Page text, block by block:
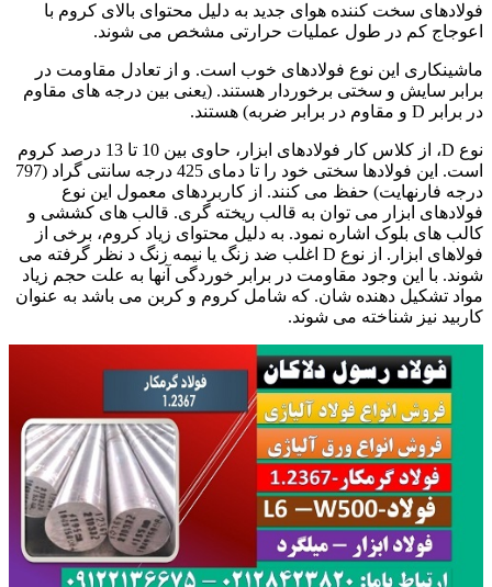
فولادهای سخت کننده هوای جدید به دلیل محتوای بالای کروم با
اعوجاج کم در طول عملیات حرارتی مشخص می شوند.
ماشینکاری این نوع فولادهای خوب است. و از تعادل مقاومت در
برابر سایش و سختی برخوردار هستند. (یعنی بین درجه های مقاوم
در برابر D و مقاوم در برابر ضربه) هستند.
نوع D، از کلاس کار فولادهای ابزار، حاوی بین 10 تا 13 درصد کروم
است. این فولادها سختی خود را تا دمای 425 درجه سانتی گراد (797
درجه فارنهایت) حفظ می کنند. از کاربردهای معمول این نوع
فولادهای ابزار می توان به قالب ریخته گری. قالب های کششی و
کالب های بلوک اشاره نمود. به دلیل محتوای زیاد کروم، برخی از
فولاهای ابزار. از نوع D اغلب ضد زنگ یا نیمه زنگ د نظر گرفته می
شوند. با این وجود مقاومت در برابر خوردگی آنها به علت حجم زیاد
مواد تشکیل دهنده شان. که شامل کروم و کربن می باشد به عنوان
کاربید نیز شناخته می شوند.